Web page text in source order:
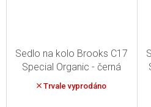
Sedlo na kolo Brooks C17
Special Organic - černá
Trvale vyprodáno